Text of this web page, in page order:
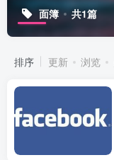
面簿 共1篇
排序 更新 浏览